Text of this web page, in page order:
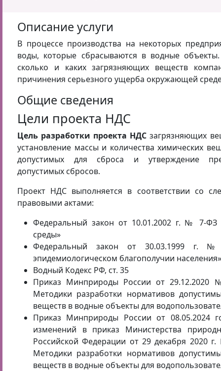
Описание услуги
В процессе производства на некоторых
воды, которые сбрасываются в водные
сколько и каких загрязняющих веществ
причинения серьезного ущерба окружающей
Общие сведения
Цели проекта НДС
Цель разработки проекта НДС загрязняющих
установление массы и количества химических
допустимых для сброса и утверждение
допустимых сбросов.
Проект НДС выполняется в соответствии со
правовыми актами:
Федеральный закон от 10.01.2002 г. № 7-
среды»
Федеральный закон от 30.03.1999 г.
эпидемиологическом благополучии населения»
Водный Кодекс РФ, ст. 35
Приказ Минприроды России от 29.12.2020
Методики разработки нормативов
веществ в водные объекты для
Приказ Минприроды России от
изменений в приказ Министерства
Российской Федерации от 29 декабря 2020
Методики разработки нормативов
веществ в водные объекты для